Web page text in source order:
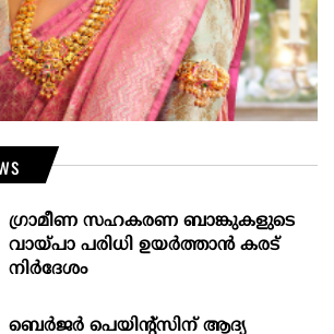
ഗ്രാമീണ സഹകരണ ബാങ്കുകളുടെ
വായ്പാ പരിധി ഉയർത്താൻ കരട്
നിർദേശം
ബെർജർ പെയിന്റ്സിന് ആദ്യ